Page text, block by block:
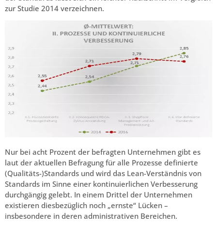
zur Studie 2014 verzeichnen.
Nur bei acht Prozent der befragten Unternehmen gibt es
laut der aktuellen Befragung für alle Prozesse definierte
(Qualitäts-)Standards und wird das Lean-Verständnis von
Standards im Sinne einer kontinuierlichen Verbesserung
durchgängig gelebt. In einem Drittel der Unternehmen
existieren diesbezüglich noch „ernste“ Lücken –
insbesondere in deren administrativen Bereichen.